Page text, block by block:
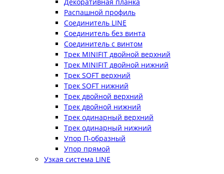
Распашной профиль
Соединитель LINE
Соединитель без винта
Соединитель с винтом
Трек MINIFIT двойной верхний
Трек MINIFIT двойной нижний
Трек SOFT верхний
Трек SOFT нижний
Трек двойной верхний
Трек двойной нижний
Трек одинарный верхний
Трек одинарный нижний
Упор П-образный
Упор прямой
Узкая система LINE